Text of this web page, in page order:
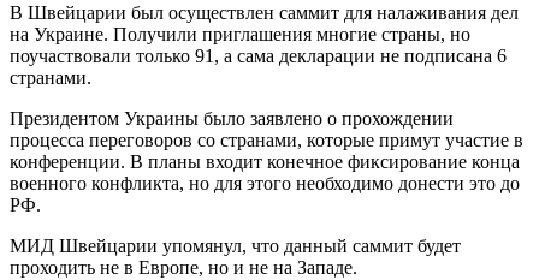
В Швейцарии был осуществлен саммит для налаживания дел
на Украине. Получили приглашения многие страны, но
поучаствовали только 91, а сама декларации не подписана 6
странами.
Президентом Украины было заявлено о прохождении
процесса переговоров со странами, которые примут участие в
конференции. В планы входит конечное фиксирование конца
военного конфликта, но для этого необходимо донести это до
РФ.
МИД Швейцарии упомянул, что данный саммит будет
проходить не в Европе, но и не на Западе.